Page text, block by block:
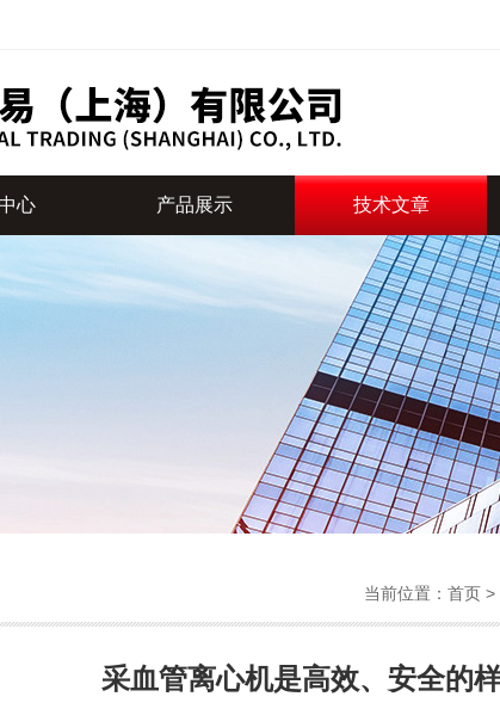
心 产品展示 技术文章
当前位置： 首页 >
采血管离心机是高效、安全的